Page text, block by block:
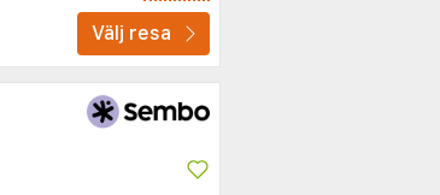
Välj resa